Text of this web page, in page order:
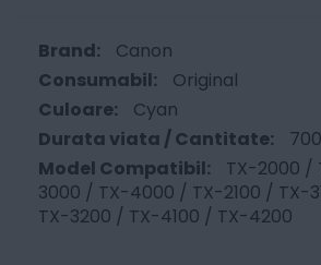
Canon
Original
Cyan
TX-2000 /
3000 / TX-4000 / TX-2100 / TX-
TX-3200 / TX-4100 / TX-4200